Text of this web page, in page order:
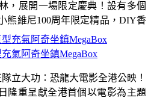
氣阿奇坐鎮MegaBox
立大功：恐龍大電影全港公映！
隆重呈獻全港首個以電影為主題
，展開一場限定慶典！設有多個
熊維尼100周年限定精品，DIY香